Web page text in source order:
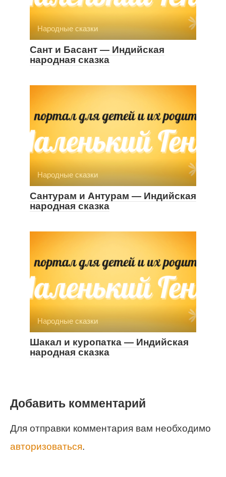
Народные сказки
Сант и Басант — Индийская
народная сказка
Народные сказки
Сантурам и Антурам — Индийская
народная сказка
Народные сказки
Шакал и куропатка — Индийская
народная сказка
Добавить комментарий
Для отправки комментария вам необходимо
авторизоваться.